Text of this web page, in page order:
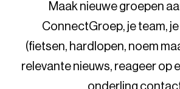
Maak nieuwe groepen
ConnectGroep, je team,
(fietsen, hardlopen, noem
relevante nieuws, reageer op
onderling